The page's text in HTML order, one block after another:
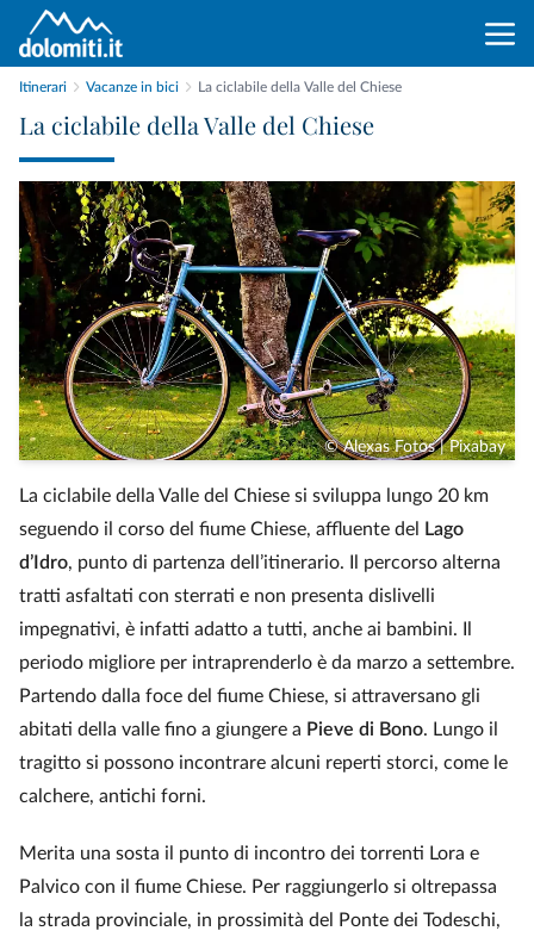
Itinerari Vacanze in bici La ciclabile della Valle del Chiese
La ciclabile della Valle del Chiese
© Alexas Fotos | Pixabay
La ciclabile della Valle del Chiese si sviluppa lungo 20 km
seguendo il corso del fiume Chiese, affluente del
Lago
d’Idro, punto di partenza dell’itinerario. Il percorso alterna
tratti asfaltati con sterrati e non presenta dislivelli
impegnativi, è infatti adatto a tutti, anche ai bambini. Il
periodo migliore per intraprenderlo è da marzo a settembre.
Partendo dalla foce del fiume Chiese, si attraversano gli
abitati della valle fino a giungere a Pieve di Bono. Lungo il
tragitto si possono incontrare alcuni reperti storci, come le
calchere, antichi forni.
Merita una sosta il punto di incontro dei torrenti Lora e
Palvico con il fiume Chiese. Per raggiungerlo si oltrepassa
la strada provinciale, in prossimità del Ponte dei Todeschi,